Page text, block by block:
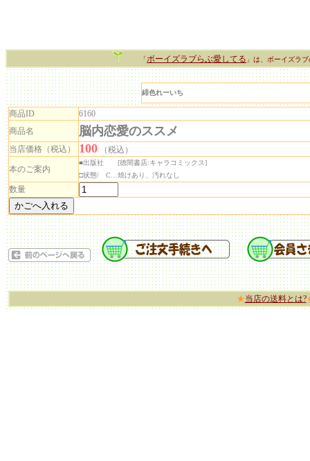
「ボーイズラブらぶ愛してる 」は、ボーイズラ
緋色れーいち
商品ID
6160
商品名
脳内恋愛のススメ
当店価格（税込） 100
（税込）
本のご案内
■出版社 [徳間書店:キャラコミックス]
□状態/ C…焼けあり、汚れなし
数量
★当店の送料とは?